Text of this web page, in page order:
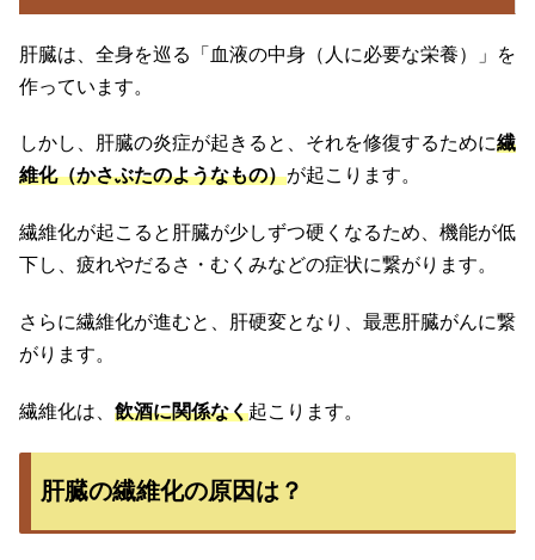
肝臓は、全身を巡る「血液の中身（人に必要な栄養）」を
作っています。
しかし、肝臓の炎症が起きると、それを修復するために繊
維化（かさぶたのようなもの）が起こります。
繊維化が起こると肝臓が少しずつ硬くなるため、機能が低
下し、疲れやだるさ・むくみなどの症状に繋がります。
さらに繊維化が進むと、肝硬変となり、最悪肝臓がんに繋
がります。
繊維化は、 飲酒に関係なく起こります。
肝臓の繊維化の原因は？